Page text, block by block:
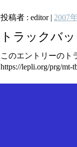
投稿者 : editor | 2007
トラックバッ
このエントリーのト
https://lepli.org/prg/mt-